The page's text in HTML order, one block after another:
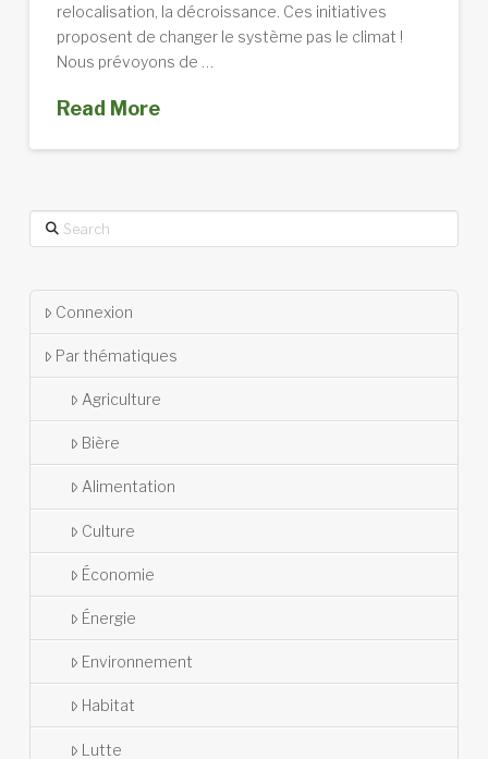
relocalisation, la décroissance. Ces initiatives
proposent de changer le système pas le climat !
Nous prévoyons de …
Read More
Search
Connexion
Par thématiques
Agriculture
Bière
Alimentation
Culture
Économie
Énergie
Environnement
Habitat
Lutte